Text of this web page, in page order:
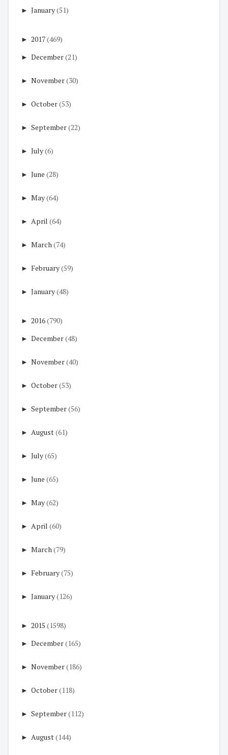
► January(51)
► 2017(469)
► December(21)
► November(30)
► October(53)
► September(22)
► July(6)
► June (28)
► May(64)
► April (64)
► March(74)
► February(59)
► January(48)
► 2016(790)
► December(48)
► November(40)
► October(53)
► September(56)
► August(61)
► July(65)
► June (65)
► May(62)
► April (60)
► March(79)
► February(75)
► January(126)
► 2015 (1598)
► December(165)
► November(186)
► October(118)
► September(112)
► August(144)